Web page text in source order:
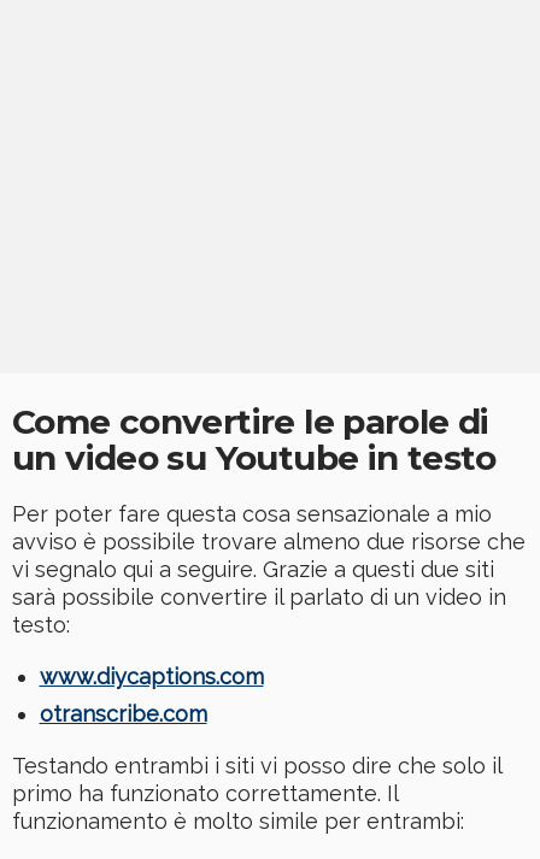
Come convertire le parole di
un video su Youtube in testo
Per poter fare questa cosa sensazionale a mio
avviso è possibile trovare almeno due risorse che
vi segnalo qui a seguire. Grazie a questi due siti
sarà possibile convertire il parlato di un video in
testo:
www.diycaptions.com
otranscribe.com
Testando entrambi i siti vi posso dire che solo il
primo ha funzionato correttamente. Il
funzionamento è molto simile per entrambi: